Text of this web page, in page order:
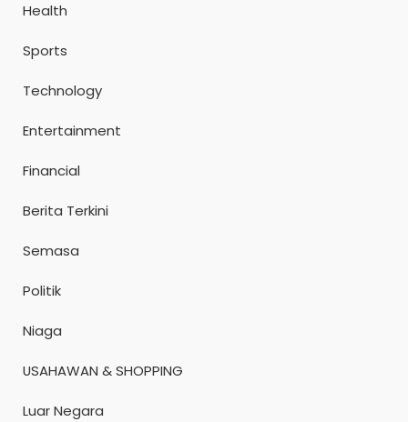
Health
Sports
Technology
Entertainment
Financial
Berita Terkini
Semasa
Politik
Niaga
USAHAWAN & SHOPPING
Luar Negara